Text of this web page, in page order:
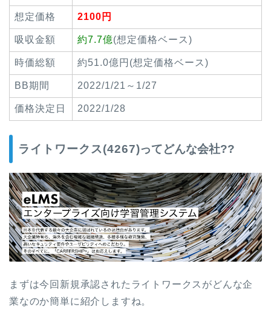
想定価格 2100円
吸収金額 約7.7億(想定価格ベース)
時価総額 約51.0億円(想定価格ベース)
BB期間 2022/1/21～1/27
価格決定日 2022/1/28
ライトワークス(4267)ってどんな会社??
まずは今回新規承認された ライトワークス がどんな企
業なのか簡単に紹介しますね。